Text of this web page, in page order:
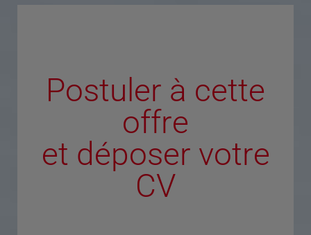
Postuler à cette
offre
et déposer votre
CV